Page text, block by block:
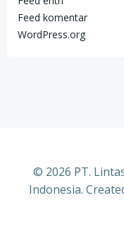
Feed komentar
WordPress.org
© 2026 PT.
Indonesia.